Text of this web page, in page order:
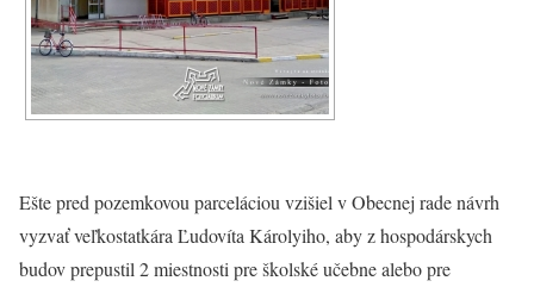
Ešte pred pozemkovou parceláciou vzišiel v Obecnej rade návrh
vyzvať veľkostatkára Ľudovíta Károlyiho, aby z hospodárskych
budov prepustil 2 miestnosti pre školské učebne alebo pre